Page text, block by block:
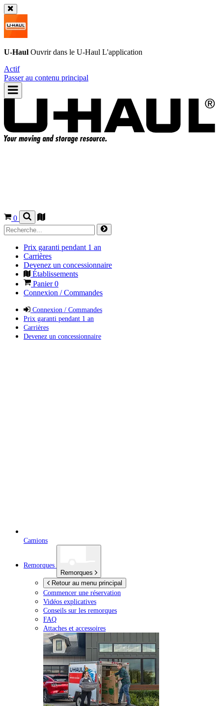
U-Haul Ouvrir dans le U-Haul L'application
Actif
Passer au contenu principal
0
Prix garanti pendant 1 an
Carrières
Devenez un concessionnaire
Établissements
Panier0
Connexion / Commandes
Connexion / Commandes
Prix garanti pendant 1 an
Carrières
Devenez un concessionnaire
Camions
Remorques
Remorques
Retour au menu principal
Commencer une réservation
Vidéos explicatives
Conseils sur les remorques
FAQ
Attaches et accessoires